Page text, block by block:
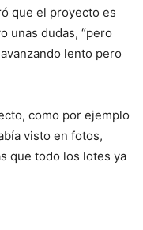
que el proyecto es
unas dudas, “pero
lento pero
como por ejemplo
visto en fotos,
que todo los lotes ya